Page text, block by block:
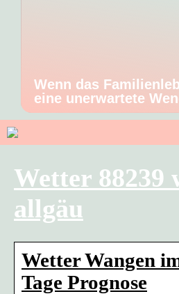
Wenn das
eine unerwartete
Wetter 88239
allgäu
Wetter Wangen
Tage Prognose